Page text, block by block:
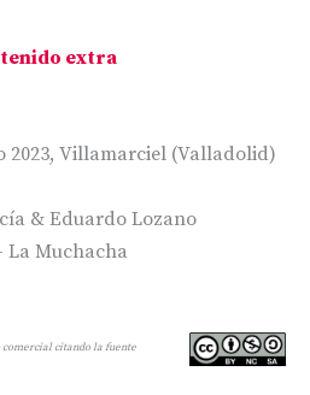
extra
2023, Villamarciel (Valladolid)
& Eduardo Lozano
La Muchacha
comercial citando la fuente